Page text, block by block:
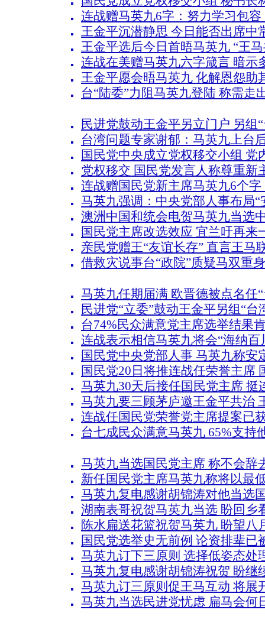
连战赠马英九6字：努力学习包
王金平沉潜静思 今日能否出席中
王金平选后今日首晤马英九 “王
连战在美赠马英九六字箴言 暗示
王金平愿会晤马英九 化解恩怨助
台“陆委”力阻马英九登陆 称需走
民进党鼓动王金平另立门户 另组
台湾问题专家谢郁：马英九上台
国民党中央成立党权移交小组 党
党权移交 国民党发言人称尊重新
连战赠国民党新主席马英九6个
马英九强调：中央党部人事布局“
澳洲中国和统会电贺马英九当选
国民党主席改选效应 宜兰吁再来
亲民党赠王“友谊长存” 直言王马
借救灾说事台“政院”质疑马双重
马英九任期届满 欧晋德被点名任
民进党“立委”鼓动王金平另组“台
台74%民众满意党主席选举结果
连战表示相信马英九将会“海纳百
国民党中央党部人事 马英九称安
国民党20日将推连战任荣誉主席
马英九30天后接任国民党主席 挺
马英九要三顾茅庐邀王金平共治
连战任国民党荣誉党主席提案已
台七成民众满意马英九 65%支持
马英九当选国民党主席 称不会辞
新任国民党主席马英九称将以最
马英九复电感谢胡锦涛对他当选
湖南表哥祝贺马英九当选 盼回乡
陈水扁送花篮祝贺马英九 盼望八
国民党选举史无前例 论资排辈已
马英九订下三原则 选择低姿态处
马英九复电感谢胡锦涛祝贺 盼继
马英九订三原则促王马互动 将展
马英九当选民进党忧虑 扁马会何